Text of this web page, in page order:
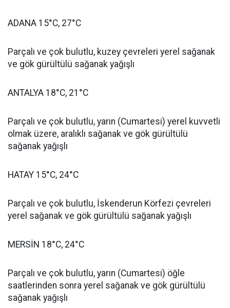
ADANA 15°C, 27°C
Parçalı ve çok bulutlu, kuzey çevreleri yerel sağanak
ve gök gürültülü sağanak yağışlı
ANTALYA 18°C, 21°C
Parçalı ve çok bulutlu, yarın (Cumartesi) yerel kuvvetli
olmak üzere, aralıklı sağanak ve gök gürültülü
sağanak yağışlı
HATAY 15°C, 24°C
Parçalı ve çok bulutlu, İskenderun Körfezi çevreleri
yerel sağanak ve gök gürültülü sağanak yağışlı
MERSİN 18°C, 24°C
Parçalı ve çok bulutlu, yarın (Cumartesi) öğle
saatlerinden sonra yerel sağanak ve gök gürültülü
sağanak yağışlı